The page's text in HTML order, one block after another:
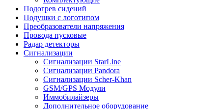
Подогрев сидений
Подушки с логотипом
Преобразователи напряжения
Провода пусковые
Радар детекторы
Сигнализации
Сигнализации StarLine
Сигнализации Pandora
Сигнализации Scher-Khan
GSM/GPS Модули
Иммобилайзеры
Дополнительное оборудование